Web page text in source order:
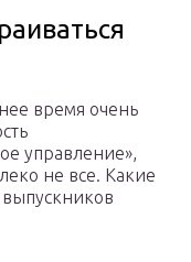
время очень
управление»,
не все. Какие